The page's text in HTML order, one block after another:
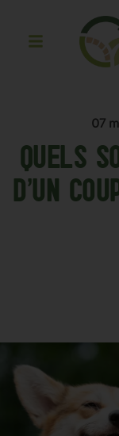
07
QUELS
D’UN